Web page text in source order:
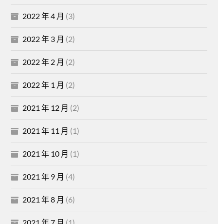
2022 年 4 月 (3)
2022 年 3 月 (2)
2022 年 2 月 (2)
2022 年 1 月 (2)
2021 年 12 月 (2)
2021 年 11 月 (1)
2021 年 10 月 (1)
2021 年 9 月 (4)
2021 年 8 月 (6)